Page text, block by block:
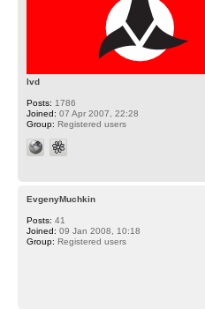
lvd
Posts: 1786
Joined: 07 Apr 2007, 22:28
Group: Registered users
EvgenyMuchkin
Posts: 41
Joined: 09 Jan 2008, 10:18
Group: Registered users